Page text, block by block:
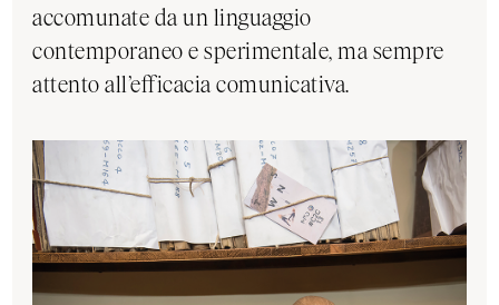
accomunate da un linguaggio
contemporaneo e sperimentale, ma sempre
attento all’efficacia comunicativa.